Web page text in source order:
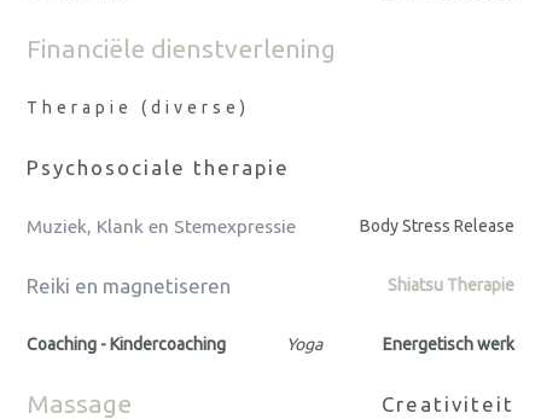
Financiële dienstverlening
Therapie (diverse)
Psychosociale therapie
Muziek, Klank en Stemexpressie Body Stress Release
Reiki en magnetiseren Shiatsu Therapie
Coaching - Kindercoaching Yoga Energetisch werk
Massage Creativiteit